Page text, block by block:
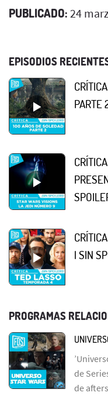
PUBLICADO: 24
EPISODIOS
PARTE
| SIN
PROGRAMAS
de
de